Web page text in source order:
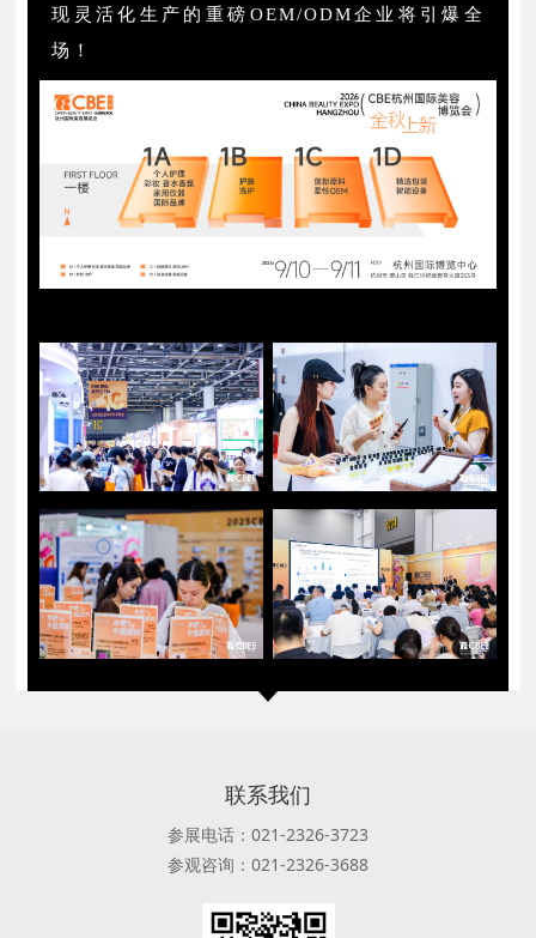
现灵活化生产的重磅OEM/ODM企业将引爆全
场！
联系我们
参展电话：021-2326-3723
参观咨询：021-2326-3688